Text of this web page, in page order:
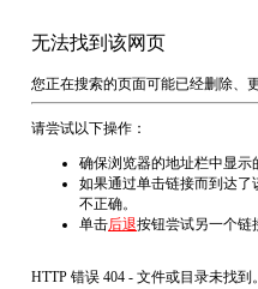
无法找到该网页
您正在搜索的页面可能已经删除、
请尝试以下操作：
确保浏览器的地址栏中显示
如果通过单击链接而到达
不正确。
单击后退按钮尝试另一个链
HTTP 错误 404 - 文件或目录未找到。